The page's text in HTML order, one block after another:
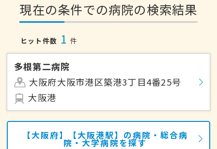
現在の条件での病院の検索結果
ヒット件数 1 件
多根第二病院
大阪府大阪市港区築港3丁目4番25号
大阪港
【大阪府】【大阪港駅】の病院・総合病
院・大学病院を探す